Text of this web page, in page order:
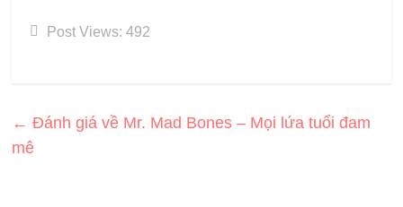
Post Views: 492
← Đánh giá về Mr. Mad Bones – Mọi lứa tuổi đam
mê